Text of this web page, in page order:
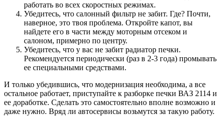
работать во всех скоростных режимах.
Убедитесь, что салонный фильтр не забит. Где? Почти,
наверное, это твоя проблема. Откройте капот, вы
найдете его в части между моторным отсеком и
салоном, примерно по центру.
Убедитесь, что у вас не забит радиатор печки.
Рекомендуется периодически (раз в 2-3 года) промывать
ее специальными средствами.
И только убедившись, что модернизация необходима, а все
остальное работает, приступайте к разборке печки ВАЗ 2114 и
ее доработке. Сделать это самостоятельно вполне возможно и
даже нужно. Вряд ли автосервисы возьмутся за такую ​​работу.